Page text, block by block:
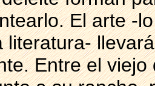
El arte -
literatura-
Entre el